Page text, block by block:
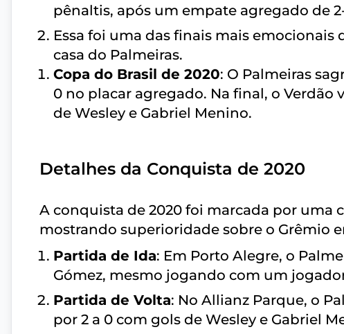
pênaltis, após um empate agregado de
Essa foi uma das finais mais
casa do Palmeiras.
Copa do Brasil de 2020: O Palmeiras
0 no placar agregado. Na final, o Verdão
de Wesley e Gabriel Menino.
Detalhes da Conquista de 2020
A conquista de 2020 foi marcada por uma
mostrando superioridade sobre o Grêmio
Partida de Ida: Em Porto Alegre, o
Gómez, mesmo jogando com um
Partida de Volta: No Allianz Parque, o
por 2 a 0 com gols de Wesley e Gabriel